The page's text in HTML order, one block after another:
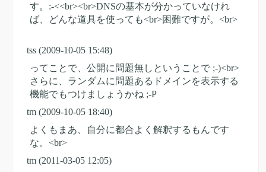
す。:-<<br><br>DNSの基本が分かっていなけれ
ば、どんな道具を使っても<br>困難ですが。<br>
tss (2009-10-05 15:48)
ってことで、公開に問題無しということで ;-)<br>
さらに、ランダムに問題あるドメインを表示する
機能でもつけましょうかね ;-P
tm (2009-10-05 18:40)
よくもまあ、自分に都合よく解釈するもんです
な。<br>
tm (2011-03-05 12:05)